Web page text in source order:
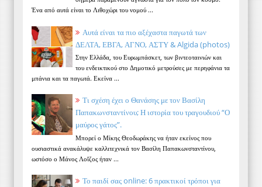
Ένα από αυτά είναι το Λιθοχώρι του νομού ...
Αυτά είναι τα πιο αξέχαστα παγωτά των
ΔΕΛΤΑ, ΕΒΓΑ, ΑΓΝΟ, ΑΣΤΥ & Algida (photos)
Στην Ελλάδα, του Ευρωμπάσκετ, των βιντεοταινιών και
του ενδεικτικού στο Δημοτικό μετρούσες με περηφάνια τα
μπάνια και τα παγωτά. Εκείνα ...
Τι σχέση έχει ο Θανάσης με τον Βασίλη
Παπακωνσταντίνου; Η ιστορία του τραγουδιού “Ο
μαύρος γάτος”.
Μπορεί ο Μίκης Θεοδωράκης να ήταν εκείνος που
ουσιαστικά ανακάλυψε καλλιτεχνικά τον Βασίλη Παπακωνσταντίνου,
ωστόσο ο Μάνος Λοΐζος ήταν ...
Το παιδί σας online: 6 πρακτικοί τρόποι για